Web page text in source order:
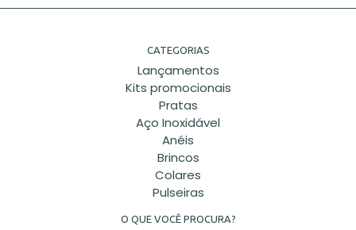
CATEGORIAS
Lançamentos
Kits promocionais
Pratas
Aço Inoxidável
Anéis
Brincos
Colares
Pulseiras
O QUE VOCÊ PROCURA?